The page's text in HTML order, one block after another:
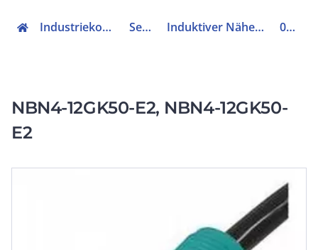
Industriekomponenten Sensorik Induktiver Näherungsschalter 088549
NBN4-12GK50-E2, NBN4-12GK50-
E2